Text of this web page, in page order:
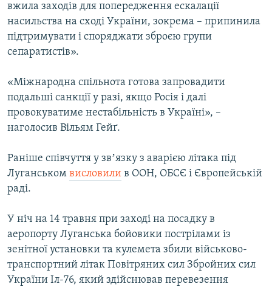
вжила заходів для попередження ескалації
насильства на сході України, зокрема – припинила
підтримувати і споряджати зброєю групи
сепаратистів».
«Міжнародна спільнота готова запровадити
подальші санкції у разі, якщо Росія і далі
провокуватиме нестабільність в Україні», –
наголосив Вільям Гейґ.
Раніше співчуття у звʼязку з аварією літака під
Луганськом висловили в ООН, ОБСЄ і Європейській
раді.
У ніч на 14 травня при заході на посадку в
аеропорту Луганська бойовики пострілами із
зенітної установки та кулемета збили військово-
транспортний літак Повітряних сил Збройних сил
України Іл-76, який здійснював перевезення